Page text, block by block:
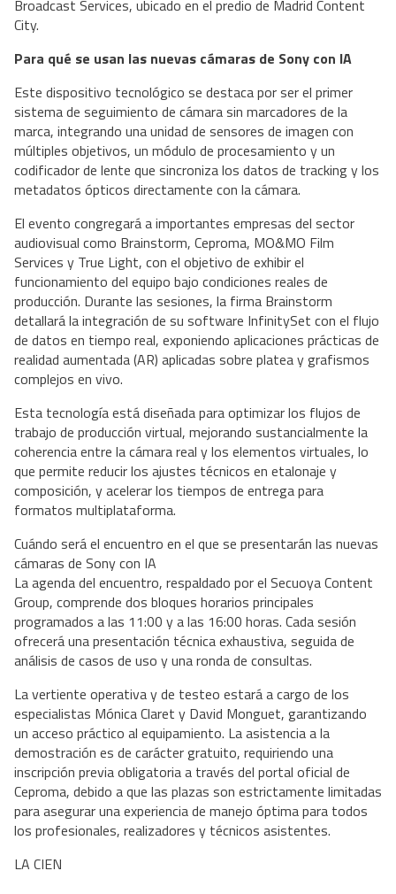
Broadcast Services, ubicado en el predio de Madrid Content
City.
Para qué se usan las nuevas cámaras de Sony con IA
Este dispositivo tecnológico se destaca por ser el primer
sistema de seguimiento de cámara sin marcadores de la
marca, integrando una unidad de sensores de imagen con
múltiples objetivos, un módulo de procesamiento y un
codificador de lente que sincroniza los datos de tracking y los
metadatos ópticos directamente con la cámara.
El evento congregará a importantes empresas del sector
audiovisual como Brainstorm, Ceproma, MO&MO Film
Services y True Light, con el objetivo de exhibir el
funcionamiento del equipo bajo condiciones reales de
producción. Durante las sesiones, la firma Brainstorm
detallará la integración de su software InfinitySet con el flujo
de datos en tiempo real, exponiendo aplicaciones prácticas de
realidad aumentada (AR) aplicadas sobre platea y grafismos
complejos en vivo.
Esta tecnología está diseñada para optimizar los flujos de
trabajo de producción virtual, mejorando sustancialmente la
coherencia entre la cámara real y los elementos virtuales, lo
que permite reducir los ajustes técnicos en etalonaje y
composición, y acelerar los tiempos de entrega para
formatos multiplataforma.
Cuándo será el encuentro en el que se presentarán las nuevas
cámaras de Sony con IA
La agenda del encuentro, respaldado por el Secuoya Content
Group, comprende dos bloques horarios principales
programados a las 11:00 y a las 16:00 horas. Cada sesión
ofrecerá una presentación técnica exhaustiva, seguida de
análisis de casos de uso y una ronda de consultas.
La vertiente operativa y de testeo estará a cargo de los
especialistas Mónica Claret y David Monguet, garantizando
un acceso práctico al equipamiento. La asistencia a la
demostración es de carácter gratuito, requiriendo una
inscripción previa obligatoria a través del portal oficial de
Ceproma, debido a que las plazas son estrictamente limitadas
para asegurar una experiencia de manejo óptima para todos
los profesionales, realizadores y técnicos asistentes.
LA CIEN